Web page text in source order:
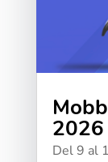
2026
Del 9 al